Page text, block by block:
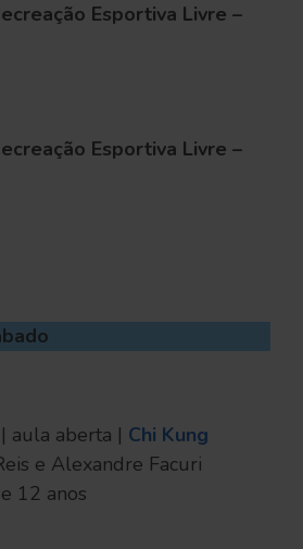
Esportiva Livre –
Esportiva Livre –
aula aberta | Chi Kung
e Alexandre Facuri
12 anos